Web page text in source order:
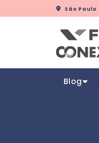
to
São Paulo
Blog